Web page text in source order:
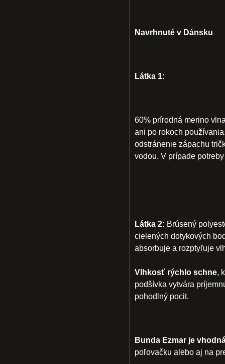
Navrhnuté v Dánsku
Látka 1:
60% prírodná merino
ani po rokoch
odstránenie zápachu
vodou. V prípade
Látka 2: Brúsený
cielených dotykových
absorbuje a rozptyľuje
Vlhkosť rýchlo schne,
podšívka vytvára
pohodlný pocit.
Bunda Ezmar je
poľovačku alebo aj na